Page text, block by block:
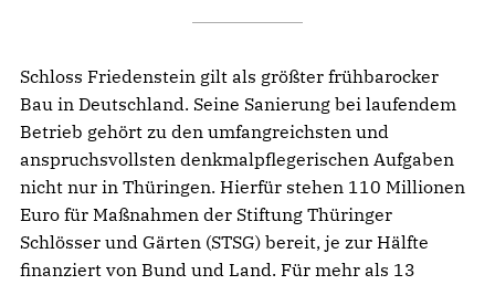
Schloss Friedenstein gilt als größter frühbarocker
Bau in Deutschland. Seine Sanierung bei laufendem
Betrieb gehört zu den umfangreichsten und
anspruchsvollsten denkmalpflegerischen Aufgaben
nicht nur in Thüringen. Hierfür stehen 110 Millionen
Euro für Maßnahmen der Stiftung Thüringer
Schlösser und Gärten (STSG) bereit, je zur Hälfte
finanziert von Bund und Land. Für mehr als 13